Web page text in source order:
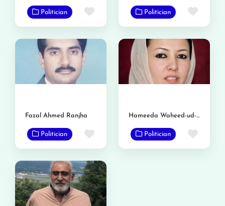
Politician Favorite Politician
Fazal Ahmed Ranjha
Politician Favorite
Hameeda Waheed-ud-Din
Politician